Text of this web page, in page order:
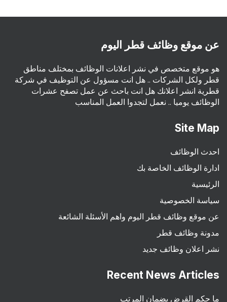
عن موقع وظائف قطر اليوم
هو موقع متخصص في نشر اعلانات الوظائف بمختلف مناطق
قطر ولكل الشركات .. هل انت مسؤول عن التوظيف في شركة
قطرية انشر اعلانك هل انت باحث عن عمل تصفح عشرات
الوظائف يوميا .. نعمل لتجدوا العمل المناسب
Site Map
احدث الوظائف
ادارة الوظائف الخاصة بك
الرئيسية
سياسة الخصوصية
عن موقع وظائف قطر اليوم واهم الأسئلة الشائعة
مدونة وظائف قطر
نشر اعلان وظائف جديد
Recent News Articles
ما حكم القرض بضمان المرتب